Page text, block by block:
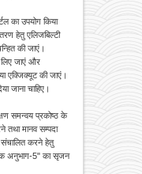
का उपयोग किया
हेतु एलिजबिल्टी
की जाएं।
लिए जाएं और
एक्जिक्यूट की जाएं।
जाना चाहिए।
समन्वय प्रकोष्ठ के
तथा मानव सम्पदा
संचालित करने हेतु
अनुभाग-5" का सृजन